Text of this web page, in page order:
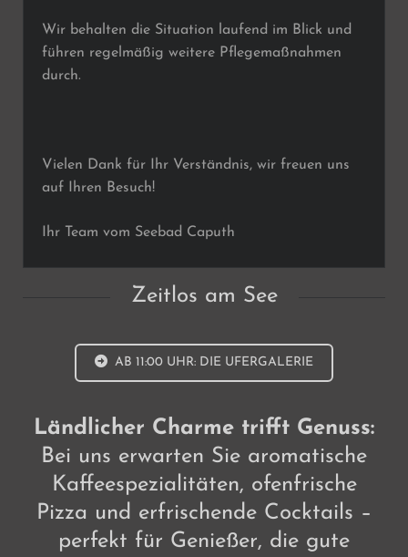
Wir behalten die Situation laufend im Blick und
führen regelmäßig weitere Pflegemaßnahmen
durch.
Vielen Dank für Ihr Verständnis, wir freuen uns
auf Ihren Besuch!
Ihr Team vom Seebad Caputh
Zeitlos am See
AB 11:00 UHR: DIE UFERGALERIE
Ländlicher Charme trifft Genuss:
Bei uns erwarten Sie aromatische
Kaffeespezialitäten, ofenfrische
Pizza und erfrischende Cocktails –
perfekt für Genießer, die gute